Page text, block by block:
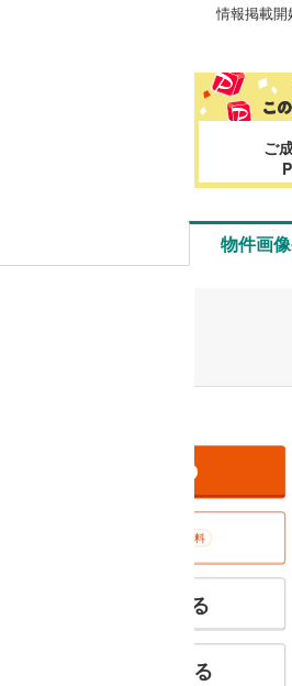
情報掲載開
ご
物件画
無料
特徴の似た物件を見る
お気に入りに追加する